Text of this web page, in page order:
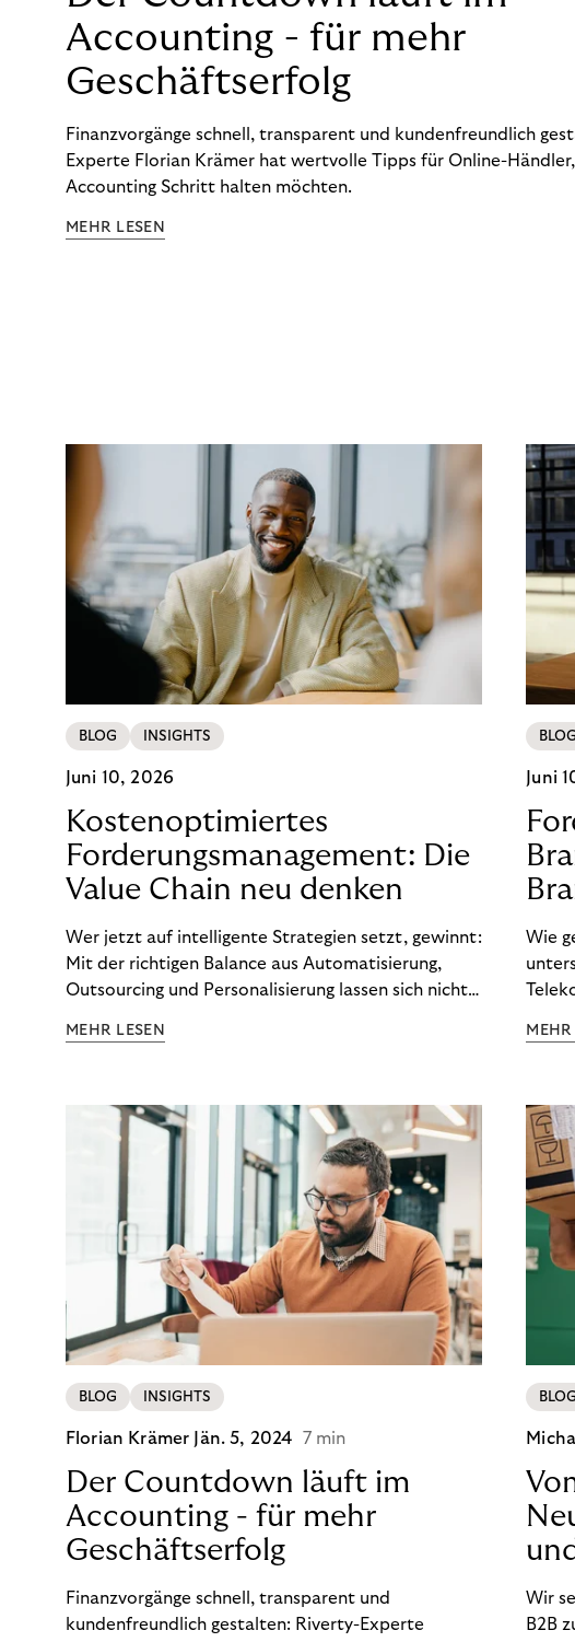
Accounting - für mehr
Geschäftserfolg
Finanzvorgänge schnell, transparent und kundenfreundlich
Experte Florian Krämer hat wertvolle Tipps für Online-
Accounting Schritt halten möchten.
MEHR LESEN
BLOG INSIGHTS
Juni 10, 2026
Kostenoptimiertes
Forderungsmanagement: Die
Value Chain neu denken
Wer jetzt auf intelligente Strategien setzt, gewinnt:
Mit der richtigen Balance aus Automatisierung,
Outsourcing und Personalisierung lassen sich nicht
Ergebnisse sichern. Riverty zeigt, wie Recovery-
MEHR LESEN
BLOG
Juni
Wie
MEHR
BLOG INSIGHTS
Florian Krämer Jän. 5, 2024 7 min
Der Countdown läuft im
Accounting - für mehr
Geschäftserfolg
Finanzvorgänge schnell, transparent und
kundenfreundlich gestalten: Riverty-Experte
BLOG
Wir
B2B